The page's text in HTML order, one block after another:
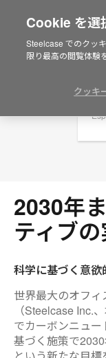
プレスリリー
2030年
ティブ
科学に基づく意
世界最大のオフ
（Steelcase Inc.
でカーボンニュ
基づく施策で
Cookie を選
Steelcase でのクッ
限り最高の閲覧体験
クッキ